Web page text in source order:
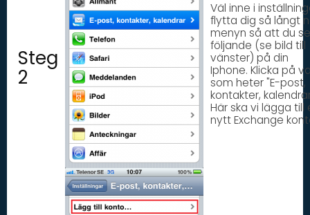
Steg
2
Väl inne i
flytta dig så långt
menyn så att du
följande (se bild till
vänster) på din
Iphone. Klicka på
som heter "E-post,
kontakter,
Här ska vi lägga till
nytt Exchange